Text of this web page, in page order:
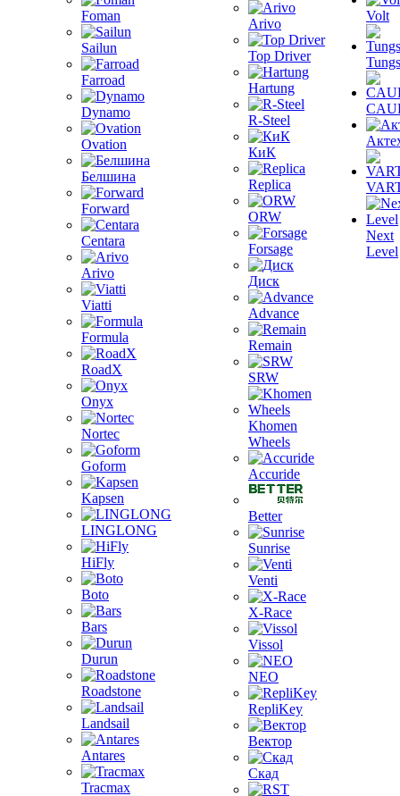
Foman
Sailun
Farroad
Dynamo
Ovation
Белшина
Forward
Centara
Arivo
Viatti
Formula
RoadX
Onyx
Nortec
Goform
Kapsen
LINGLONG
HiFly
Boto
Bars
Durun
Roadstone
Landsail
Antares
Tracmax
Arivo
Top Driver
Hartung
R-Steel
КиК
Replica
ORW
Forsage
Диск
Advance
Remain
SRW
Khomen
Wheels
Accuride
Better
Sunrise
Venti
X-Race
Vissol
NEO
RepliKey
Вектор
Скад
Volt
Next
Level